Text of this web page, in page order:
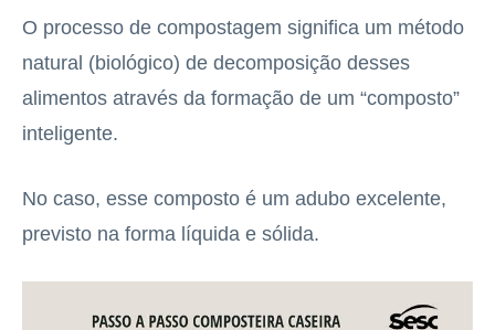
O processo de compostagem significa um método
natural (biológico) de decomposição desses
alimentos através da formação de um “composto”
inteligente.
No caso, esse composto é um adubo excelente,
previsto na forma líquida e sólida.